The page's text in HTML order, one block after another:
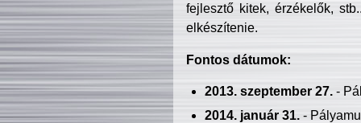
fejlesztő kitek, érzékelők,
elkészítenie.
Fontos dátumok:
2013. szeptember 27.-
2014. január 31.-